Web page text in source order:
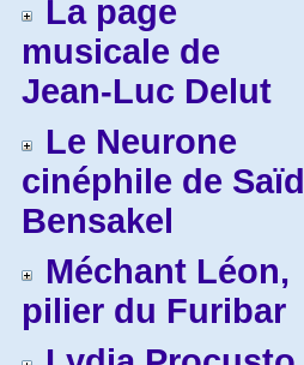
La page
musicale de
Jean-Luc Delut
Le Neurone
cinéphile de Saïd
Bensakel
Méchant Léon,
pilier du Furibar